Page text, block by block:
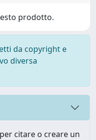
prodotto.
da copyright e
diversa
citare o creare un